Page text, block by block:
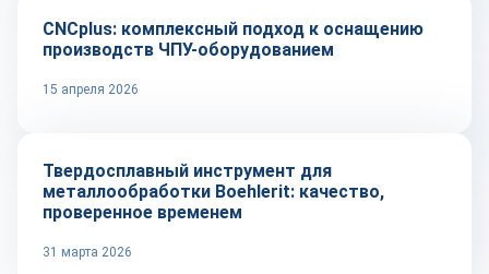
CNCplus: комплексный подход к оснащению
производств ЧПУ-оборудованием
15 апреля 2026
Оборудование и инструмент
Твердосплавный инструмент для
металлообработки Boehlerit: качество,
проверенное временем
31 марта 2026